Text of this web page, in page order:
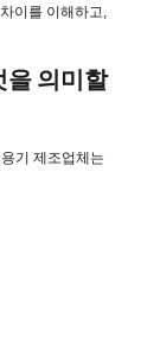
이를 이해하고,
을 의미할
기 제조업체는